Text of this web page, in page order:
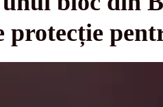
protecție